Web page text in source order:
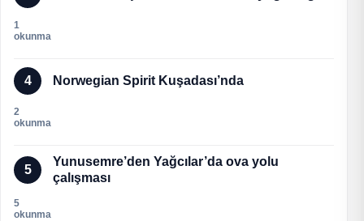
1
okunma
4 Norwegian Spirit Kuşadası’nda
2
okunma
5
Yunusemre’den Yağcılar’da ova yolu
çalışması
5
okunma